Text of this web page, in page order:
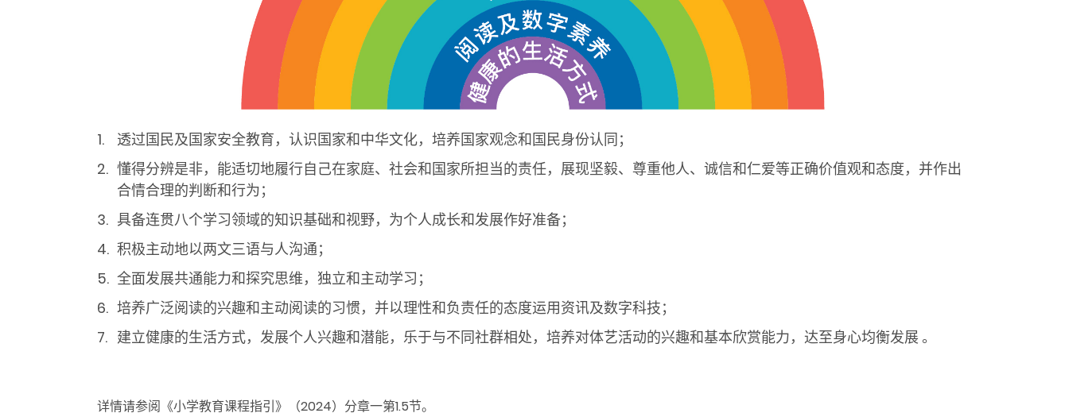
透过国民及国家安全教育，认识国家和中华文化，培养国家观念和国民身份认同；
懂得分辨是非，能适切地履行自己在家庭、社会和国家所担当的责任，展现坚毅、尊重他人、诚信和仁爱等正确价值观和态度，并作出
合情合理的判断和行为；
具备连贯八个学习领域的知识基础和视野，为个人成长和发展作好准备；
积极主动地以两文三语与人沟通；
全面发展共通能力和探究思维，独立和主动学习；
培养广泛阅读的兴趣和主动阅读的习惯，并以理性和负责任的态度运用资讯及数字科技；
建立健康的生活方式，发展个人兴趣和潜能，乐于与不同社群相处，培养对体艺活动的兴趣和基本欣赏能力，达至身心均衡发展 。
详情请参阅《小学教育课程指引》 （2024）分章一第1.5节。